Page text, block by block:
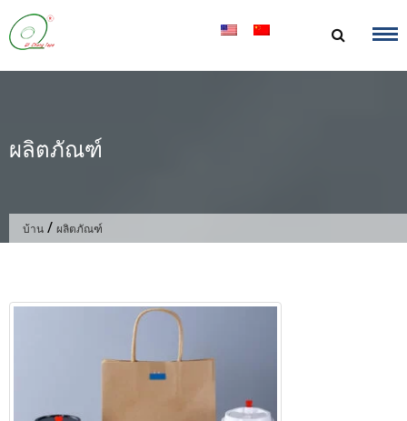
ข้าม
ไป
เนื้อหา
ผลิตภัณฑ์
บ้าน / ผลิตภัณฑ์